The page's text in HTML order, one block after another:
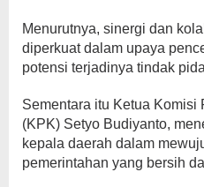
Menurutnya, sinergi dan
diperkuat dalam upaya
potensi terjadinya tindak
Sementara itu Ketua Komisi
(KPK) Setyo Budiyanto,
kepala daerah dalam
pemerintahan yang bersih